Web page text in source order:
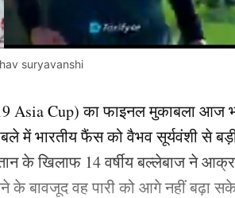
suryavanshi
Asia Cup) का फाइनल मुकाबला आज
में भारतीय फैंस को वैभव सूर्यवंशी से बड़ी
के खिलाफ 14 वर्षीय बल्लेबाज ने
के बावजूद वह पारी को आगे नहीं बढ़ा